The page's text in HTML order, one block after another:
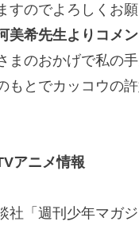
すのでよろしくお願
美希先生よりコメ
まのおかげで私の
もとでカッコウの
アニメ情報
社「週刊少年マガジ